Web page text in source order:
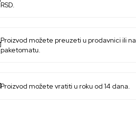
RSD.
Proizvod možete preuzeti u prodavnici ili na
paketomatu.
Proizvod možete vratiti u roku od 14 dana.